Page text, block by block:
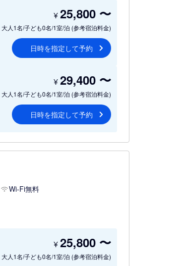
大人1名/子ども0名/1室/泊 (参考宿泊料金)
¥25,800 〜
日時を指定して予約
大人1名/子ども0名/1室/泊 (参考宿泊料金)
¥29,400 〜
日時を指定して予約
Wi-Fi無料
大人1名/子ども0名/1室/泊 (参考宿泊料金)
¥25,800 〜